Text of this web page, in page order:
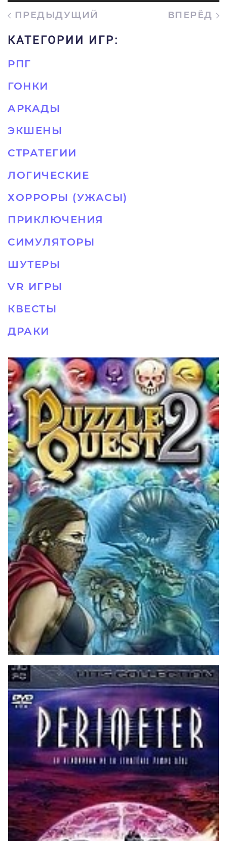
ПРЕДЫДУЩИЙ ВПЕРЁД
КАТЕГОРИИ ИГР:
РПГ
ГОНКИ
АРКАДЫ
ЭКШЕНЫ
СТРАТЕГИИ
ЛОГИЧЕСКИЕ
ХОРРОРЫ (УЖАСЫ)
ПРИКЛЮЧЕНИЯ
СИМУЛЯТОРЫ
ШУТЕРЫ
VR ИГРЫ
КВЕСТЫ
ДРАКИ